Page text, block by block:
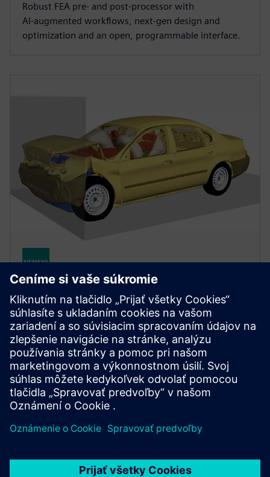
Robust FEA pre‑ and post‑processor with
AI‑augmented workflows, next‑gen design and
optimization and an open, programmable interface.
MECHANICAL AND MANUFACTURING SIMULATION
Simcenter Radioss
Optimize product performance under dynamic loads
with a leading structural solver for highly nonlinear
problems like crash, impact, blast and stamping.